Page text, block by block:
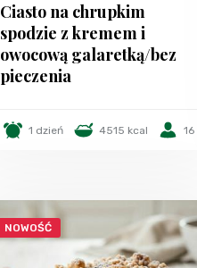
Ciasto na chrupkim
spodzie z kremem i
owocową galaretką/bez
pieczenia
1 dzień 4515 kcal 16
NOWOŚĆ